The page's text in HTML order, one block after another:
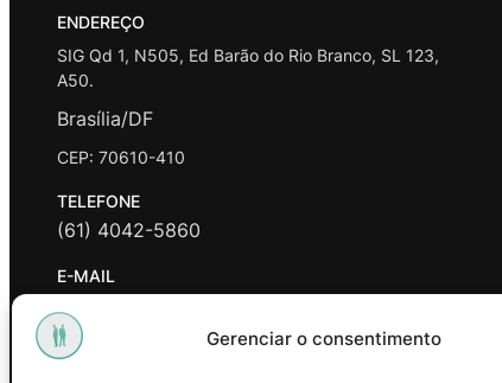
Gerenciar o consentimento
ENDEREÇO
SIG Qd 1, N505, Ed Barão do Rio Branco, SL 123,
A50.
Brasília/DF
CEP: 70610-410
TELEFONE
(61) 4042-5860
E-MAIL
contato@promasters.net.br
HORÁRIO DE ATENDIMENTO